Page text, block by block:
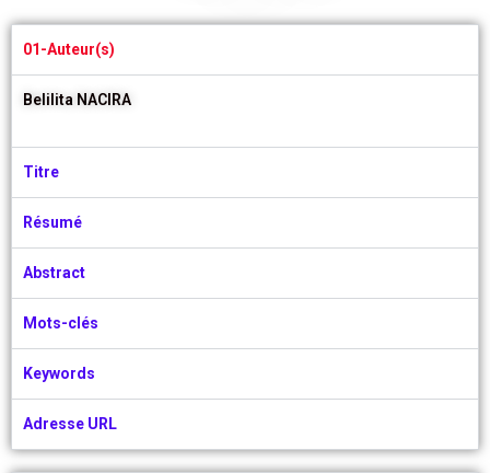
01-Auteur(s)
Belilita NACIRA
Titre
Résumé
Abstract
Mots-clés
Keywords
Adresse URL